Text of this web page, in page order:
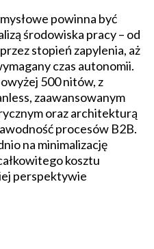
powinna być
środowiska pracy – od
stopień zapylenia, aż
czas autonomii.
500 nitów, z
zaawansowanym
oraz architekturą
procesów B2B.
na minimalizację
kosztu
perspektywie